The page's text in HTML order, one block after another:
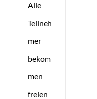
Alle
Teilneh
mer
bekom
men
freien